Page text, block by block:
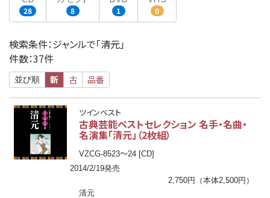
28 8 1 0
検索条件：ジャンルで「清元」
件数：37件
並び順 新 古 品番
ツインベスト
古典芸能ベストセレクション 名手・名曲・
名演集「清元」（2枚組）
VZCG-8523〜24 [CD]
2014/2/19発売
2,750円（本体2,500円）
清元